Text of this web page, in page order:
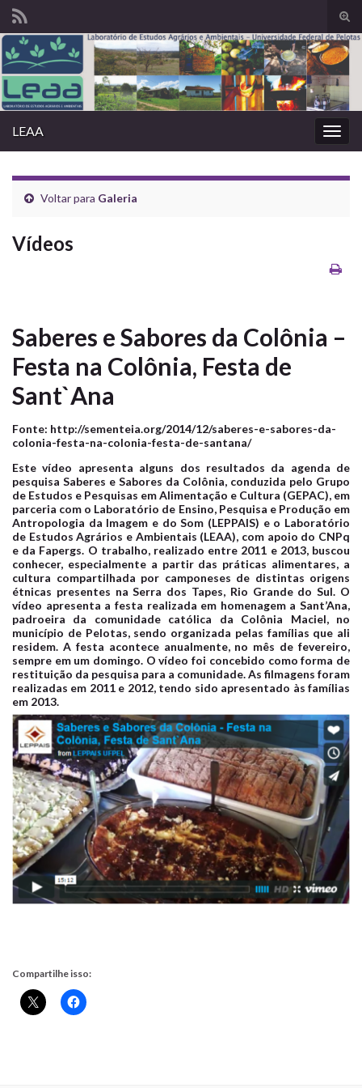
de
Search for:
LEAA
Voltar para Galeria
Vídeos
Saberes e Sabores da Colônia –
Festa na Colônia, Festa de
Sant`Ana
Fonte: http://sementeia.org/2014/12/saberes-e-sabores-da-
colonia-festa-na-colonia-festa-de-santana/
Este vídeo apresenta alguns dos resultados da agenda de
pesquisa Saberes e Sabores da Colônia, conduzida pelo Grupo
de Estudos e Pesquisas em Alimentação e Cultura (GEPAC), em
parceria com o Laboratório de Ensino, Pesquisa e Produção em
Antropologia da Imagem e do Som (LEPPAIS) e o Laboratório
de Estudos Agrários e Ambientais (LEAA), com apoio do CNPq
e da Fapergs. O trabalho, realizado entre 2011 e 2013, buscou
conhecer, especialmente a partir das práticas alimentares, a
cultura compartilhada por camponeses de distintas origens
étnicas presentes na Serra dos Tapes, Rio Grande do Sul. O
vídeo apresenta a festa realizada em homenagem a Sant’Ana,
padroeira da comunidade católica da Colônia Maciel, no
município de Pelotas, sendo organizada pelas famílias que ali
residem. A festa acontece anualmente, no mês de fevereiro,
sempre em um domingo. O vídeo foi concebido como forma de
restituição da pesquisa para a comunidade. As filmagens foram
realizadas em 2011 e 2012, tendo sido apresentado às famílias
em 2013.
Compartilhe isso: